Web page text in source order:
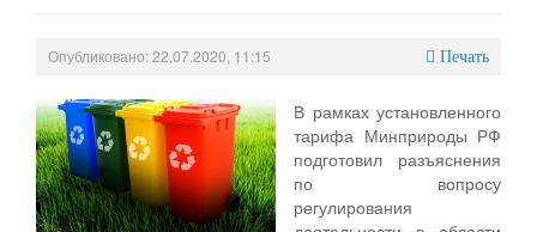
Опубликовано: 22.07.2020, 11:15 Печать
В рамках установленного
тарифа Минприроды РФ
подготовил разъяснения
по вопросу
регулирования